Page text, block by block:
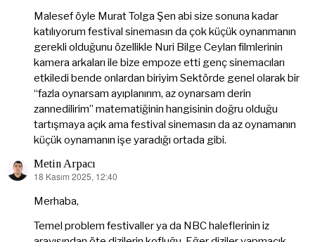
Malesef öyle Murat Tolga Şen abi size sonuna kadar
katılıyorum festival sinemasın da çok küçük oynanmanın
gerekli olduğunu özellikle Nuri Bilge Ceylan filmlerinin
kamera arkaları ile bize empoze etti genç sinemacıları
etkiledi bende onlardan biriyim Sektörde genel olarak bir
“fazla oynarsam ayıplanırım, az oynarsam derin
zannedilirim” matematiğinin hangisinin doğru olduğu
tartışmaya açık ama festival sinemasın da az oynamanın
küçük oynamanın işe yaradığı ortada gibi.
Metin Arpacı
dedi
18 Kasım 2025, 12:40
Merhaba,
Temel problem festivaller ya da NBC haleflerinin iz